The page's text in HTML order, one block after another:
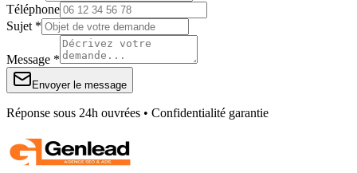
Téléphone
Sujet *
Message *
Envoyer le message
Réponse sous 24h ouvrées • Confidentialité garantie